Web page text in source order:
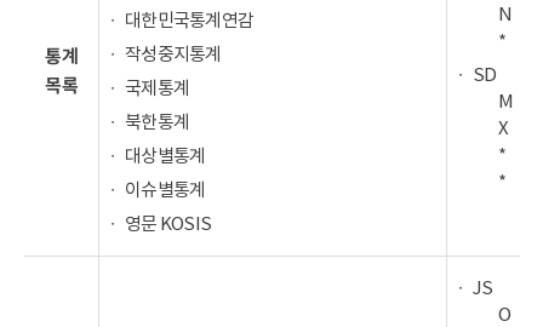
통계
목록
대한민국통계연감
작성중지통계
국제통계
북한통계
대상별통계
이슈별통계
영문 KOSIS
N
*
SD
M
X
*
*
JS
O